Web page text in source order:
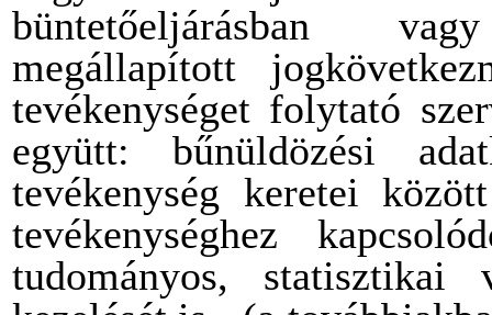
büntetőeljárásban
megállapított
tevékenységet folytató
együtt: bűnüldözési
tevékenység keretei
tevékenységhez
tudományos,